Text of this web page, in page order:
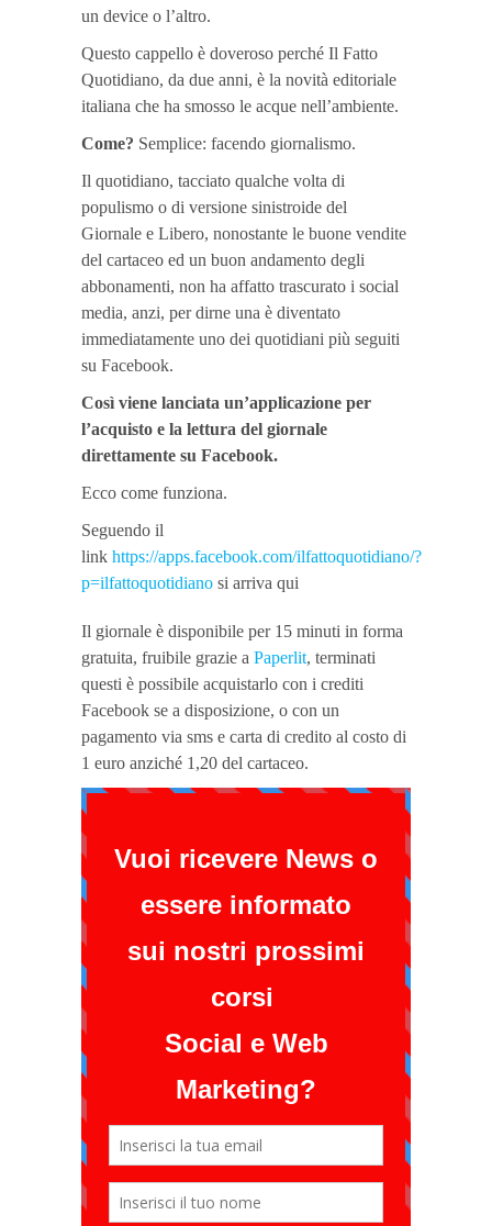
un device o l’altro.
Questo cappello è doveroso perché Il Fatto
Quotidiano, da due anni, è la novità editoriale
italiana che ha smosso le acque nell’ambiente.
Come? Semplice: facendo giornalismo.
Il quotidiano, tacciato qualche volta di
populismo o di versione sinistroide del
Giornale e Libero, nonostante le buone vendite
del cartaceo ed un buon andamento degli
abbonamenti, non ha affatto trascurato i social
media, anzi, per dirne una è diventato
immediatamente uno dei quotidiani più seguiti
su Facebook.
Così viene lanciata un’applicazione per
l’acquisto e la lettura del giornale
direttamente su Facebook.
Ecco come funziona.
Seguendo il
link https://apps.facebook.com/ilfattoquotidiano/?
p=ilfattoquotidiano si arriva qui
Il giornale è disponibile per 15 minuti in forma
gratuita, fruibile grazie a Paperlit, terminati
questi è possibile acquistarlo con i crediti
Facebook se a disposizione, o con un
pagamento via sms e carta di credito al costo di
1 euro anziché 1,20 del cartaceo.